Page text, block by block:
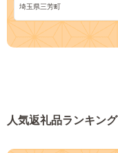
埼玉県三芳町
人気返礼品ランキング